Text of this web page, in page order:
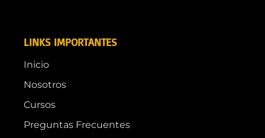
LINKS IMPORTANTES
Inicio
Nosotros
Cursos
Preguntas Frecuentes